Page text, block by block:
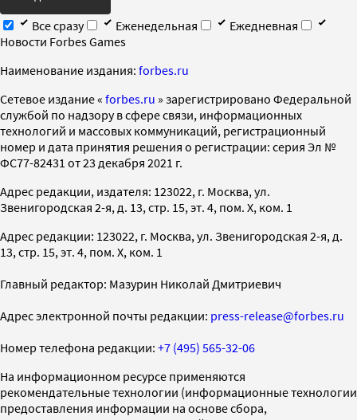
Все сразу
Еженедельная
Ежедневная
Новости Forbes Games
Наименование издания: forbes.ru
Cетевое издание « forbes.ru » зарегистрировано Федеральной
службой по надзору в сфере связи, информационных
технологий и массовых коммуникаций, регистрационный
номер и дата принятия решения о регистрации: серия Эл №
ФС77-82431 от 23 декабря 2021 г.
Адрес редакции, издателя: 123022, г. Москва, ул.
Звенигородская 2-я, д. 13, стр. 15, эт. 4, пом. X, ком. 1
Адрес редакции: 123022, г. Москва, ул. Звенигородская 2-я, д.
13, стр. 15, эт. 4, пом. X, ком. 1
Главный редактор: Мазурин Николай Дмитриевич
Адрес электронной почты редакции: press-release@forbes.ru
Номер телефона редакции: +7 (495) 565-32-06
На информационном ресурсе применяются
рекомендательные технологии (информационные технологии
предоставления информации на основе сбора,